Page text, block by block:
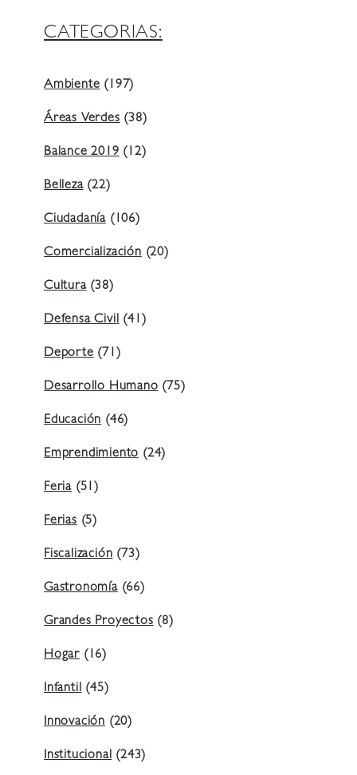
CATEGORIAS:
Ambiente(197)
Áreas Verdes(38)
Balance 2019(12)
Belleza(22)
Ciudadanía (106)
Comercialización(20)
Cultura(38)
Defensa Civil(41)
Deporte(71)
Desarrollo Humano(75)
Educación(46)
Emprendimiento(24)
Feria (51)
Ferias(5)
Fiscalización(73)
Gastronomía(66)
Grandes Proyectos(8)
Hogar (16)
Infantil(45)
Innovación (20)
Institucional(243)